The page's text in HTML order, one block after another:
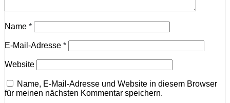
Name *
E-Mail-Adresse *
Website
Name, E-Mail-Adresse und Website in diesem Browser
für meinen nächsten Kommentar speichern.